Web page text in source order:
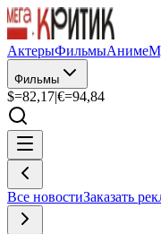
АктерыФильмыАниме
Фильмы
$=82,17|€=94,84
Все новостиЗаказать